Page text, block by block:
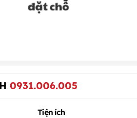
0931.006.005
Tiện ích